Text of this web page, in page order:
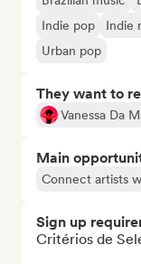
Indie pop
Indie
Urban pop
They want to
Vanessa Da
Main
Connect artists
Sign up
Critérios de